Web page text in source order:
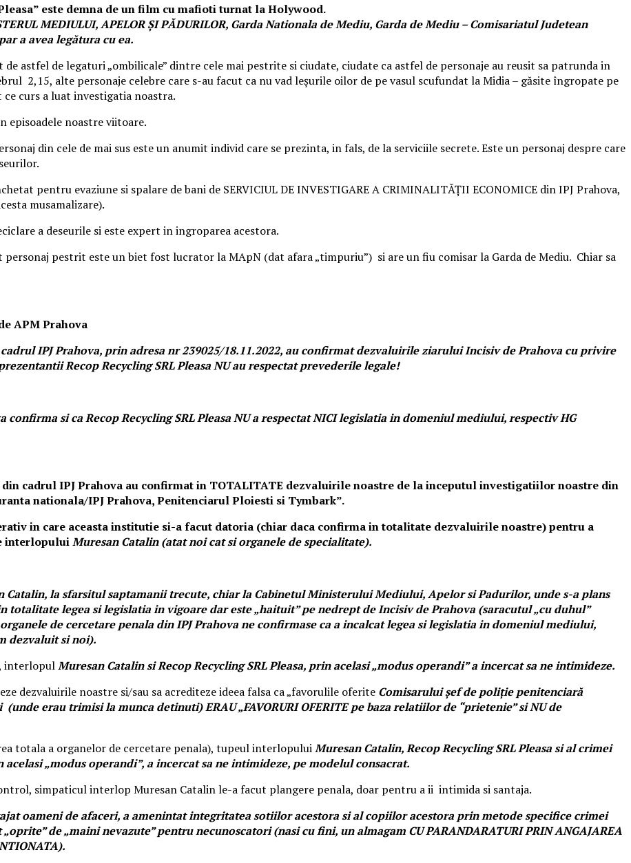
este demna de un film cu mafioti turnat la Holywood.
MEDIULUI, APELOR ŞI PĂDURILOR, Garda Nationala de Mediu, Garda de Mediu – Comisariatul Judetean
a avea legătura cu ea.
astfel de legaturi „ombilicale” dintre cele mai pestrite si ciudate, ciudate ca astfel de personaje au reusit sa patrunda in
2,15, alte personaje celebre care s-au facut ca nu vad leșurile oilor de pe vasul scufundat la Midia – găsite îngropate pe
curs a luat investigatia noastra.
episoadele noastre viitoare.
din cele de mai sus este un anumit individ care se prezinta, in fals, de la serviciile secrete. Este un personaj despre care
pentru evaziune si spalare de bani de SERVICIUL DE INVESTIGARE A CRIMINALITĂŢII ECONOMICE din IPJ Prahova,
musamalizare).
a deseurile si este expert in ingroparea acestora.
personaj pestrit este un biet fost lucrator la MApN (dat afara „timpuriu”) si are un fiu comisar la Garda de Mediu. Chiar sa
Prahova
IPJ Prahova, prin adresa nr 239025/18.11.2022, au confirmat dezvaluirile ziarului Incisiv de Prahova cu privire
Recop Recycling SRL Pleasa NU au respectat prevederile legale!
si ca Recop Recycling SRL Pleasa NU a respectat NICI legislatia in domeniul mediului, respectiv HG
din cadrul IPJ Prahova au confirmat in TOTALITATE dezvaluirile noastre de la inceputul investigatiilor noastre din
nationala/IPJ Prahova, Penitenciarul Ploiesti si Tymbark”.
in care aceasta institutie si-a facut datoria (chiar daca confirma in totalitate dezvaluirile noastre) pentru a
interlopuluiMuresan Catalin (atat noi cat si organele de specialitate).
Catalin, la sfarsitul saptamanii trecute, chiar la Cabinetul Ministerului Mediului, Apelor si Padurilor, unde s-a plans
totalitate legea si legislatia in vigoare dar este „haituit” pe nedrept de Incisiv de Prahova (saracutul „cu duhul”
de cercetare penala din IPJ Prahova ne confirmase ca a incalcat legea si legislatia in domeniul mediului,
dezvaluit si noi).
interlopulMuresan Catalin si Recop Recycling SRL Pleasa, prin acelasi „modus operandi” a incercat sa ne intimideze.
dezvaluirile noastre si/sau sa acrediteze ideea falsa ca „favorulile oferite Comisarului șef de poliție penitenciară
erau trimisi la munca detinuti) ERAU „FAVORURI OFERITE pe baza relatiilor de “prietenie” si NU de
totala a organelor de cercetare penala), tupeul interlopuluiMuresan Catalin, Recop Recycling SRL Pleasa si al crimei
„modus operandi”, a incercat sa ne intimideze, pe modelul consacrat.
simpaticul interlop Muresan Catalin le-a facut plangere penala, doar pentru a ii intimida si santaja.
oameni de afaceri, a amenintat integritatea sotiilor acestora si al copiilor acestora prin metode specifice crimei
de „maini nevazute” pentru necunoscatori (nasi cu fini, un almagam CU PARANDARATURI PRIN ANGAJAREA